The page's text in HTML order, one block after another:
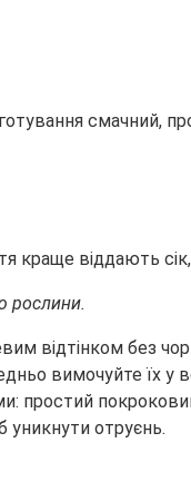
смачний,
краще віддають
рослини.
відтінком без
вимочуйте їх у
уникнути отруєнь.